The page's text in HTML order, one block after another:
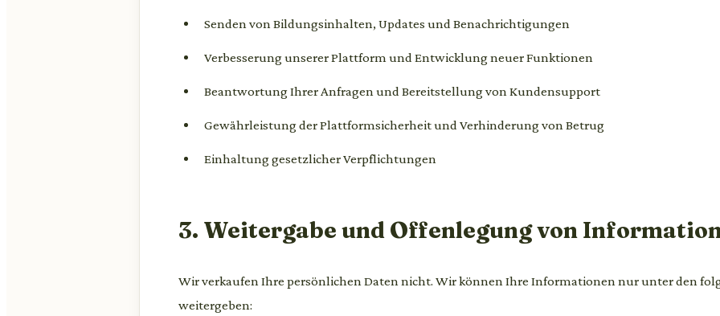
Senden von Bildungsinhalten, Updates und Benachrichtigungen
Verbesserung unserer Plattform und Entwicklung neuer Funktionen
Beantwortung Ihrer Anfragen und Bereitstellung von Kundensupport
Gewährleistung der Plattformsicherheit und Verhinderung von Betrug
Einhaltung gesetzlicher Verpflichtungen
3. Weitergabe und Offenlegung von
Wir verkaufen Ihre persönlichen Daten nicht. Wir können Ihre Informationen nur unter den
weitergeben: